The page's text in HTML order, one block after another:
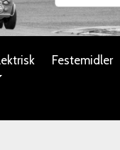
Festemidler